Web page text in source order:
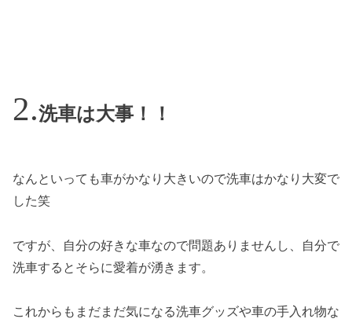
洗車は大事！！
なんといっても車がかなり大きいので洗車はかなり大変で
した笑
ですが、自分の好きな車なので問題ありませんし、自分で
洗車するとそらに愛着が湧きます。
これからもまだまだ気になる洗車グッズや車の手入れ物な